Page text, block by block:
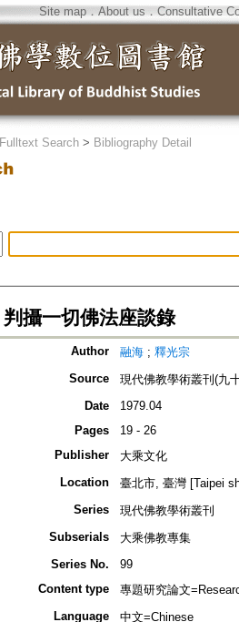
Site map．About us ． Consultative
Fulltext Search > Bibliography Detail
判攝一切佛法座談錄
Author 融海 ; 釋光宗
Source
現代佛教學術叢刊(九
Date
1979.04
Pages
19 - 26
Publisher
大乘文化
Location
臺北市, 臺灣 [Taipei
Series
現代佛教學術叢刊
Subserials
大乘佛教專集
Series No.
99
Content type
專題研究論文
Language
中文=Chinese